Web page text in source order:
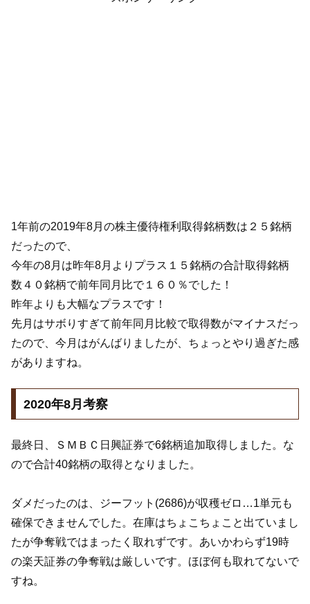
1年前の2019年8月の株主優待権利取得銘柄数は２５銘柄
だったので、
今年の8月は昨年8月よりプラス１５銘柄の合計取得銘柄
数４０銘柄で前年同月比で１６０％でした！
昨年よりも大幅なプラスです！
先月はサボりすぎて前年同月比較で取得数がマイナスだっ
たので、今月はがんばりましたが、ちょっとやり過ぎた感
がありますね。
2020年8月考察
最終日、ＳＭＢＣ日興証券で6銘柄追加取得しました。な
ので合計40銘柄の取得となりました。
ダメだったのは、ジーフット(2686)が収穫ゼロ…1単元も
確保できませんでした。在庫はちょこちょこと出ていまし
たが争奪戦ではまったく取れずです。あいかわらず19時
の楽天証券の争奪戦は厳しいです。ほぼ何も取れてないで
すね。